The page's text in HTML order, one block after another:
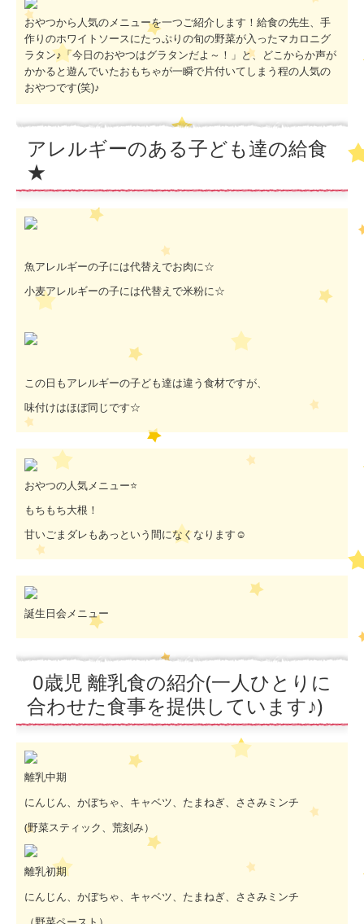
おやつから人気のメニューを一つご紹介します！給食の先生、手
作りのホワイトソースにたっぷりの旬の野菜が入ったマカロニグ
ラタン♪「今日のおやつはグラタンだよ～！」と、どこからか声が
かかると遊んでいたおもちゃが一瞬で片付いてしまう程の人気の
おやつです(笑)♪
アレルギーのある子ども達の給食
★
魚アレルギーの子には代替えでお肉に☆
小麦アレルギーの子には代替えで米粉に☆
この日もアレルギーの子ども達は違う食材ですが、
味付けはほぼ同じです☆
おやつの人気メニュー⭐️
もちもち大根！
甘いごまダレもあっという間になくなります☺️
誕生日会メニュー
0歳児 離乳食の紹介(一人ひとりに
合わせた食事を提供しています♪)
離乳中期
にんじん、かぼちゃ、キャベツ、たまねぎ、ささみミンチ
(野菜スティック、荒刻み）
離乳初期
にんじん、かぼちゃ、キャベツ、たまねぎ、ささみミンチ